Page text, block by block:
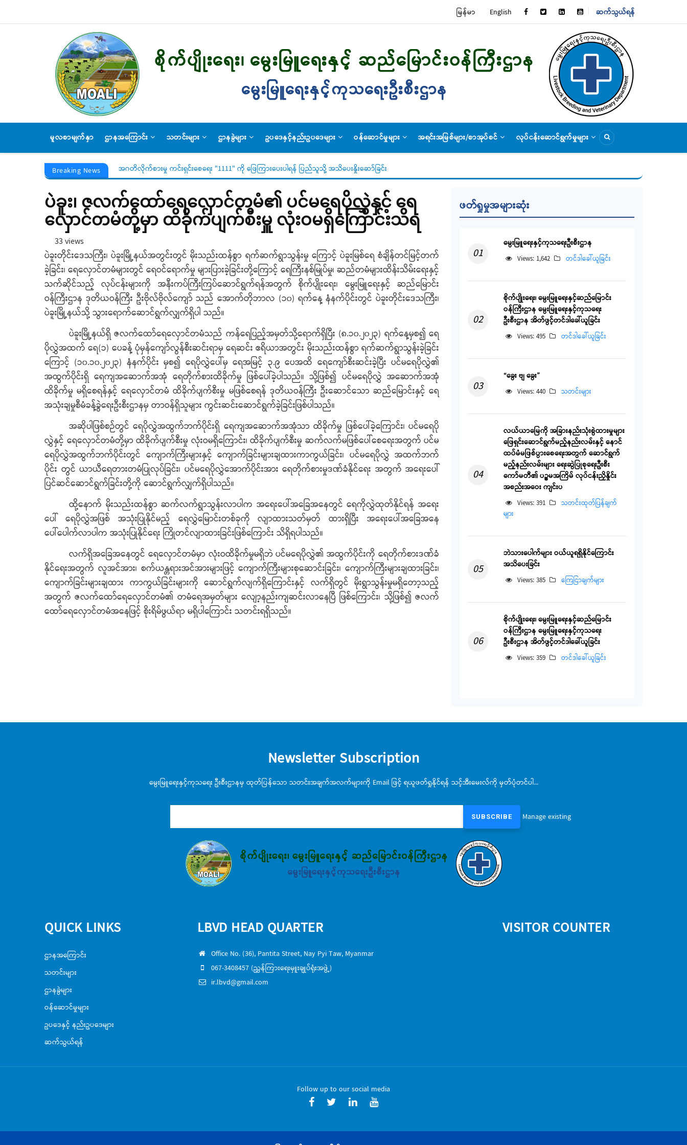
TOP
MENU
ဆက်သွယ်ရန်
မြန်မာ English
MAIN
NAVIGATION
မူလစာမျက်နှာ ဌာနအကြောင်း သတင်းများ ဌာနခွဲများ ဥပဒေနှင့်နည်းဥပဒေများ ဝန်ဆောင်မှုများ အရင်းအမြစ်များ/စာအုပ်စင် လုပ်ငန်းဆောင်ရွက်မှုများ
Breaking News အဂတိလိုက်စားမှု ကင်းရှင်းစေရေး "1111" ကို ဖြေကြားပေးပါရန် ပြည်သူသို့ အသိပေးနှိုးဆော်ခြင်း
ပဲခူး၊ ဇလက်ထော်ရေလှောင်တမံ၏ ပင်မရေပိုလွှဲနှင့် ရေ
လှောင်တမံတို့မှာ ထိခိုက်ပျက်စီးမှူ လုံးဝမရှိကြောင်းသိရ
33 views
ပဲခူးတိုင်းဒေသကြီး၊ ပဲခူးမြို့နယ်အတွင်းတွင် မိုးသည်းထန်စွာ ရက်ဆက်ရွာသွန်းမှု ကြောင့် ပဲခူးမြစ်ရေ စံချိန်တင်မြင့်တက်
ခဲ့ခြင်း၊ ရေလှောင်တမံများတွင် ရေဝင်ရောက်မှု များပြားခဲ့ခြင်းတို့ကြောင့် ရေကြီးနစ်မြုပ်မှု၊ ဆည်တမံများထိန်းသိမ်းရေးနှင့်
သက်ဆိုင်သည့် လုပ်ငန်းများကို အနီးကပ်ကြီးကြပ်ဆောင်ရွက်ရန်အတွက် စိုက်ပျိုးရေး၊ မွေးမြူရေးနှင့် ဆည်မြောင်း
ဝန်ကြီးဌာန ဒုတိယဝန်ကြီး ဦးဗိုလ်ဗိုလ်ကျော် သည် အောက်တိုဘာလ (၁၀) ရက်နေ့ နံနက်ပိုင်းတွင် ပဲခူးတိုင်းဒေသကြီး၊
ပဲခူးမြို့နယ်သို့ သွားရောက်ဆောင်ရွက်လျှက်ရှိပါ သည်။
ပဲခူးမြို့နယ်ရှိ ဇလက်ထော်ရေလှောင်တမံသည် ကန်ရေပြည့်အမှတ်သို့ရောက်ရှိပြီး (၈.၁၀.၂၀၂၃) ရက်နေ့မှစ၍ ရေ
ပိုလွှဲအထက် ရေ(၁) ပေခန့် ပုံမှန်ကျော်လွန်စီးဆင်းရာမှ ရေဆင်း ဧရိယာအတွင်း မိုးသည်းထန်စွာ ရက်ဆက်ရွာသွန်းခဲ့ခြင်း
ကြောင့် (၁၀.၁၀.၂၀၂၃) နံနက်ပိုင်း မှစ၍ ရေပိုလွှဲပေါ်မှ ရေအမြင့် ၃.၉ ပေအထိ ရေကျော်စီးဆင်းခဲ့ပြီး ပင်မရေပိုလွှဲ၏
အထွက်ပိုင်းရှိ ရေကျအဆောက်အအုံ ရေတိုက်စားထိခိုက်မှု ဖြစ်ပေါ်ခဲ့ပါသည်။ သို့ဖြစ်၍ ပင်မရေပိုလွှဲ အဆောက်အအုံ
ထိခိုက်မှု မရှိစေရန်နှင့် ရေလှောင်တမံ ထိခိုက်ပျက်စီးမှု မဖြစ်စေရန် ဒုတိယဝန်ကြီး ဦးဆောင်သော ဆည်မြောင်းနှင့် ရေ
အသုံးချမှုစီမံခန့်ခွဲရေးဦးစီးဌာနမှ တာဝန်ရှိသူများ ကွင်းဆင်းဆောင်ရွက်ခဲ့ခြင်းဖြစ်ပါသည်။
အဆိုပါဖြစ်စဉ်တွင် ရေပိုလွှဲအထွက်ဘက်ပိုင်းရှိ ရေကျအဆောက်အအုံသာ ထိခိုက်မှု ဖြစ်ပေါ်ခဲ့ကြောင်း၊ ပင်မရေပို
လွှဲနှင့် ရေလှောင်တမံတို့မှာ ထိခိုက်ပျက်စီးမှု လုံးဝမရှိကြောင်း၊ ထိခိုက်ပျက်စီးမှု ဆက်လက်မဖြစ်ပေါ်စေရေးအတွက် ပင်မ
ရေပိုလွှဲအထွက်ဘက်ပိုင်းတွင် ကျောက်ကြီးများနှင့် ကျောက်ခြင်းများချထားကာကွယ်ခြင်း၊ ပင်မရေပိုလွှဲ အထက်ဘက်
ပိုင်း တွင် ယာယီရေတားတမံပြုလုပ်ခြင်း၊ ပင်မရေပိုလွှဲအောက်ပိုင်းအား ရေတိုက်စားမှုဒဏ်ခံနိုင်ရေး အတွက် အရေးပေါ်
ပြင်ဆင်ဆောင်ရွက်ခြင်းတို့ကို ဆောင်ရွက်လျှက်ရှိပါသည်။
ထို့နောက် မိုးသည်းထန်စွာ ဆက်လက်ရွာသွန်းလာပါက အရေးပေါ်အခြေအနေတွင် ရေကိုလွှဲထုတ်နိုင်ရန် အရေး
ပေါ် ရေပိုလွှဲအဖြစ် အသုံးပြုနိုင်မည့် ရေလွှဲမြောင်းတစ်ခုကို လျာထားသတ်မှတ် ထားရှိပြီး အရေးပေါ်အခြေအနေ
ပေါ်ပေါက်လာပါက အသုံးပြုနိုင်ရေး ကြိုတင်လျာထားခြင်းဖြစ်ကြောင်း သိရှိရပါသည်။
လက်ရှိအခြေအနေတွင် ရေလှောင်တမံမှာ လုံးဝထိခိုက်မှုမရှိဘဲ ပင်မရေပိုလွှဲ၏ အထွက်ပိုင်းကို ရေတိုက်စားဒဏ်ခံ
နိုင်ရေးအတွက် လူအင်အား၊ စက်ယန္တရားအင်အားများဖြင့် ကျောက်ကြီးများစုဆောင်းခြင်း၊ ကျောက်ကြီးများချထားခြင်း၊
ကျောက်ခြင်းများချထား ကာကွယ်ခြင်းများကို ဆောင်ရွက်လျက်ရှိကြောင်းနှင့် လက်ရှိတွင် မိုးရွာသွန်းမှုမရှိတော့သည့်
အတွက် ဇလက်ထော်ရေလှောင်တမံ၏ တမံရေအမှတ်များ လျော့နည်းကျဆင်းလာနေပြီ ဖြစ်ကြောင်း၊ သို့ဖြစ်၍ ဇလက်
ထော်ရေလှောင်တမံအနေဖြင့် စိုးရိမ်ဖွယ်ရာ မရှိပါကြောင်း သတင်းရရှိသည်။
ဖတ်ရှုမှုအများဆုံး
01
မွေးမြူရေးနှင့်ကုသရေးဦးစီးဌာန
Views: 1,642 တင်ဒါခေါ်ယူခြင်း
02
စိုက်ပျိုးရေး၊ မွေးမြူရေးနှင့်ဆည်မြောင်း
ဝန်ကြီးဌာန မွေးမြူရေးနှင့်ကုသရေး
ဦးစီးဌာန အိတ်ဖွင့်တင်ဒါခေါ်ယူခြင်း
Views: 495 တင်ဒါခေါ်ယူခြင်း
03
“ခွေး ဗျ ခွေး”
Views: 440 သတင်းများ
04
လယ်ယာမြေကို အခြားနည်းသုံးစွဲထားမှုများ
ဖြေရှင်းဆောင်ရွက်မည့်နည်းလမ်းနှင့် နောင်
ထပ်မံမဖြစ်ပွားစေရေးအတွက် ဆောင်ရွက်
မည့်နည်းလမ်းများ ရေးဆွဲပြုစုရေးဦးစီး
ကော်မတီ၏ ပဉ္စမအကြိမ် လုပ်ငန်းညှိနှိုင်း
အစည်းအဝေး ကျင်းပ
Views: 391
သတင်းထုတ်ပြန်ချက်
များ
05
ဘဲသားပေါက်များ ဝယ်ယူရရှိနိုင်ကြောင်း
အသိပေးခြင်း
Views: 385 ကြေငြာချက်များ
06
စိုက်ပျိုးရေး၊ မွေးမြူရေးနှင့်ဆည်မြောင်း
ဝန်ကြီးဌာန မွေးမြူရေးနှင့်ကုသရေး
ဦးစီးဌာန အိတ်ဖွင့်တင်ဒါခေါ်ယူခြင်း
Views: 359 တင်ဒါခေါ်ယူခြင်း
Newsletter Subscription
မွေးမြူရေးနှင့်ကုသရေး ဦးစီးဌာနမှ ထုတ်ပြန်သော သတင်းအချက်အလက်များကို Email ဖြင့် ရယူဖတ်ရှုနိုင်ရန် သင့်အီးမေးလ်ကို မှတ်ပုံတင်ပါ...
Manage existing
QUICK LINKS
ဌာနအကြောင်း
သတင်းများ
ဌာနခွဲများ
ဝန်ဆောင်မှုများ
ဥပဒေနှင့် နည်းဥပဒေများ
ဆက်သွယ်ရန်
LBVD HEAD QUARTER
Office No. (36), Pantita Street, Nay Pyi Taw, Myanmar
067-3408457 (ညွှန်ကြားရေးမှူးချုပ်ရုံးအဖွဲ့)
ir.lbvd@gmail.com
VISITOR COUNTER
Follow up to our social media